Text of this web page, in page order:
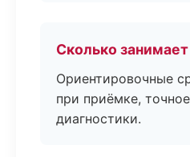
Сколько
Ориентировочные
при приёмке,
диагностики.